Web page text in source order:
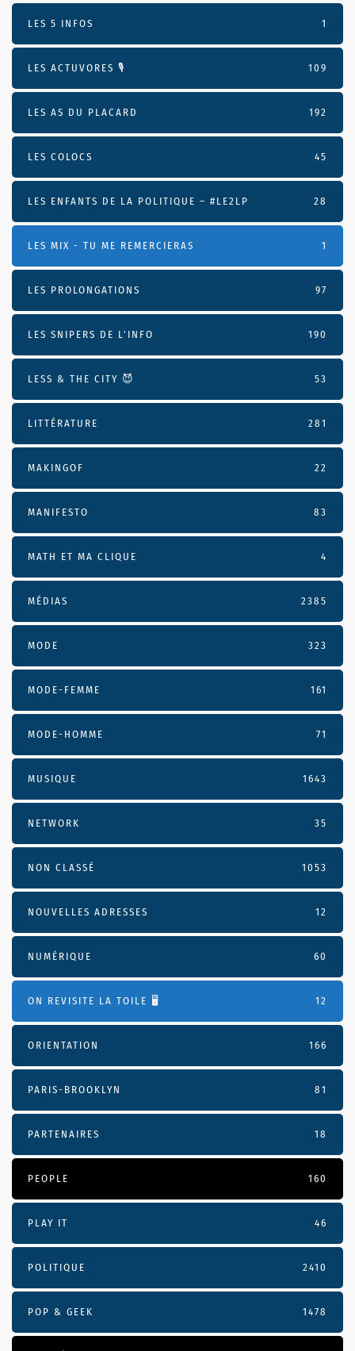
LES 5 INFOS 1
LES ACTUVORES 🎙 109
LES AS DU PLACARD 192
LES COLOCS 45
LES ENFANTS DE LA POLITIQUE – #LE2LP 28
LES MIX - TU ME REMERCIERAS 1
LES PROLONGATIONS 97
LES SNIPERS DE L’INFO 190
LESS & THE CITY 😈 53
LITTÉRATURE 281
MAKINGOF 22
MANIFESTO 83
MATH ET MA CLIQUE 4
MÉDIAS 2385
MODE 323
MODE-FEMME 161
MODE-HOMME 71
MUSIQUE 1643
NETWORK 35
NON CLASSÉ 1053
NOUVELLES ADRESSES 12
NUMÉRIQUE 60
ON REVISITE LA TOILE 🖥️ 12
ORIENTATION 166
PARIS-BROOKLYN 81
PARTENAIRES 18
PEOPLE 160
PLAY IT 46
POLITIQUE 2410
POP & GEEK 1478